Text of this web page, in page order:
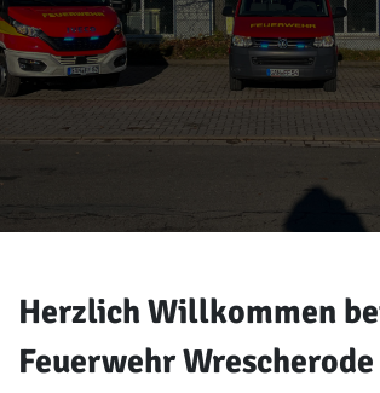
Herzlich Willkommen
Feuerwehr Wrescherode